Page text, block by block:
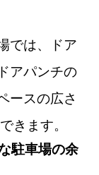
では、ドア
アパンチの
ースの広さ
きます。
駐車場の余